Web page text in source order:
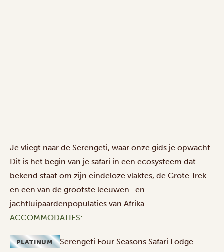
Je vliegt naar de Serengeti, waar onze gids je opwacht.
Dit is het begin van je safari in een ecosysteem dat
bekend staat om zijn eindeloze vlaktes, de Grote Trek
en een van de grootste leeuwen- en
jachtluipaardenpopulaties van Afrika.
ACCOMMODATIES:
PLATINUM Serengeti Four Seasons Safari Lodge